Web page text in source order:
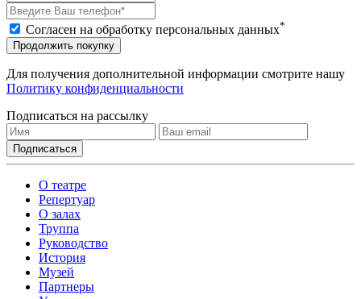
Согласен на обработку персональных данных*
Продолжить покупку
Для получения дополнительной информации смотрите нашу
Политику конфиденциальности
Подписаться на рассылку
О театре
Репертуар
О залах
Труппа
Руководство
История
Музей
Партнеры